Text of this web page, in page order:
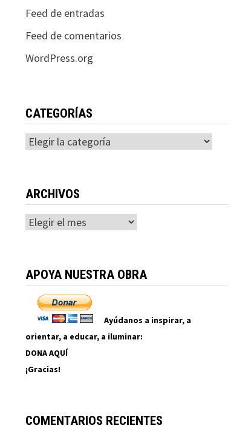
Feed de entradas
Feed de comentarios
WordPress.org
CATEGORÍAS
Categorías
ARCHIVOS
Archivos
APOYA NUESTRA OBRA
Ayúdanos a inspirar, a
orientar, a educar, a iluminar:
DONA AQUÍ
¡Gracias!
COMENTARIOS RECIENTES